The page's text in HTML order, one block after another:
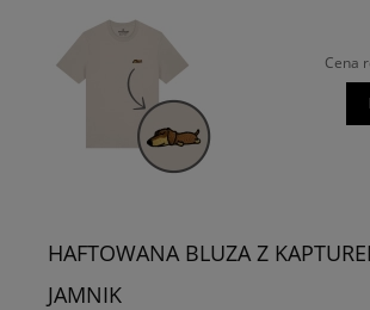
Cena
HAFTOWANA BLUZA Z
JAMNIK